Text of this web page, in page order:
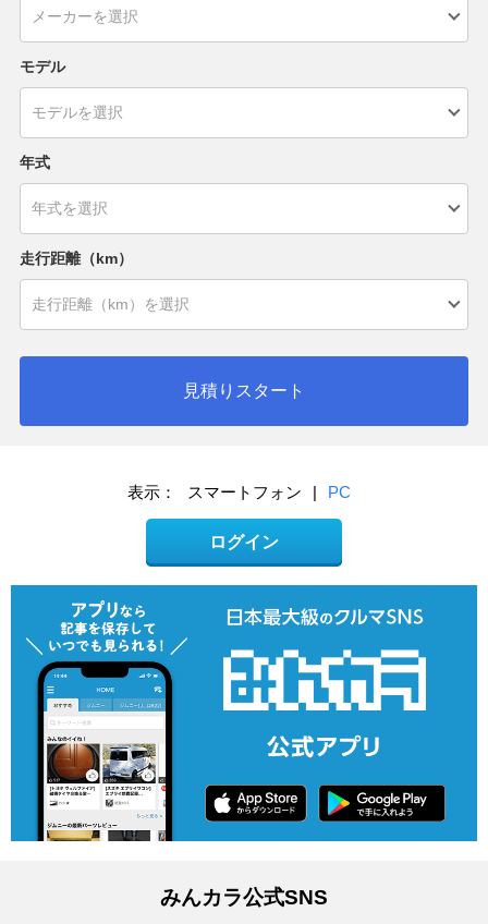
モデル
年式
走行距離（km）
見積りスタート
表示： スマートフォン | PC
ログイン
みんカラ公式SNS